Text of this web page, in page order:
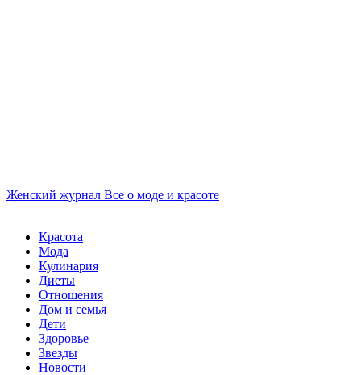
Женский журнал Все о моде и красоте
Красота
Мода
Кулинария
Диеты
Отношения
Дом и семья
Дети
Здоровье
Звезды
Новости